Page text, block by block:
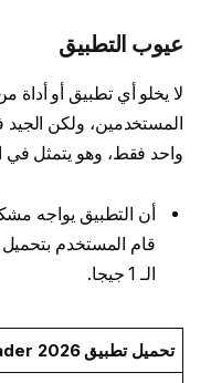
عيوب التطبيق
لا يخلو أي تطبيق أو
المستخدمين، ولكن الجيد
واحد فقط، وهو يتمثل في
أن التطبيق يواجه
قام المستخدم
الـ 1 جيجا.
تحميل تطبيق All Video Downloader 2026 للأندرويد